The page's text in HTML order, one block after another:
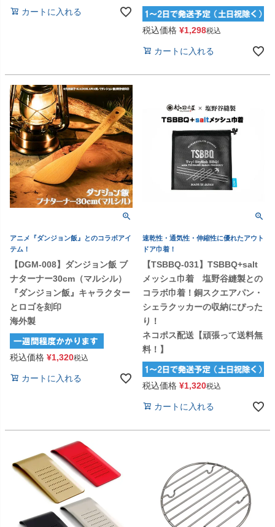
カートに入れる
税込価格 ¥1,298税込
カートに入れる
アニメ『ダンジョン飯』とのコラボアイ
テム！
【DGM-008】ダンジョン飯 ブ
ナターナー30cm（マルシル）
『ダンジョン飯』キャラクター
とロゴを刻印
海外製
税込価格 ¥1,320税込
カートに入れる
速乾性・通気性・伸縮性に優れたアウト
ドア巾着！
【TSBBQ-031】TSBBQ+salt
メッシュ巾着 塩野谷縫製との
コラボ巾着！銅スクエアパン・
シェラクッカーの収納にぴった
り！
ネコポス配送【頑張って送料無
料！】
税込価格 ¥1,320税込
カートに入れる